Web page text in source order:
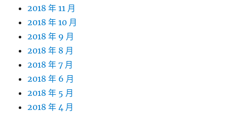
2018 年 11 月
2018 年 10 月
2018 年 9 月
2018 年 8 月
2018 年 7 月
2018 年 6 月
2018 年 5 月
2018 年 4 月